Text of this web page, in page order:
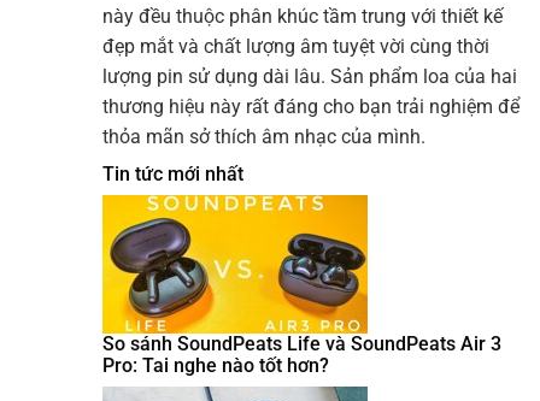
này đều thuộc phân khúc tầm trung với thiết kế
đẹp mắt và chất lượng âm tuyệt vời cùng thời
lượng pin sử dụng dài lâu. Sản phẩm loa của hai
thương hiệu này rất đáng cho bạn trải nghiệm để
thỏa mãn sở thích âm nhạc của mình.
Tin tức mới nhất
So sánh SoundPeats Life và SoundPeats Air 3
Pro: Tai nghe nào tốt hơn?